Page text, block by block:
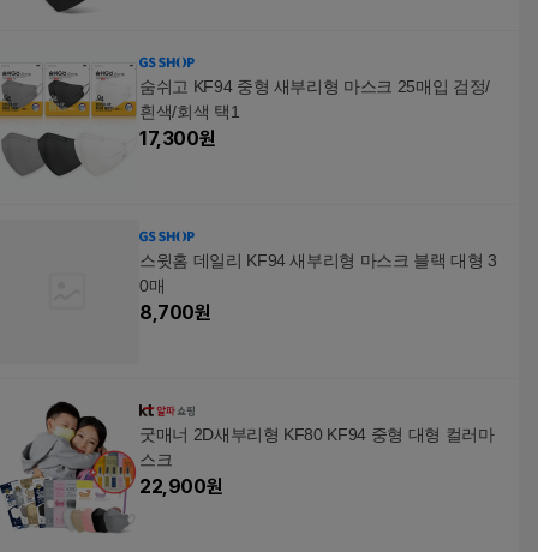
숨쉬고 KF94 중형 새부리형 마스크 25매입 검정/
흰색/회색 택1
17,300원
스윗홈 데일리 KF94 새부리형 마스크 블랙 대형 3
0매
8,700원
굿매너 2D새부리형 KF80 KF94 중형 대형 컬러마
스크
22,900원